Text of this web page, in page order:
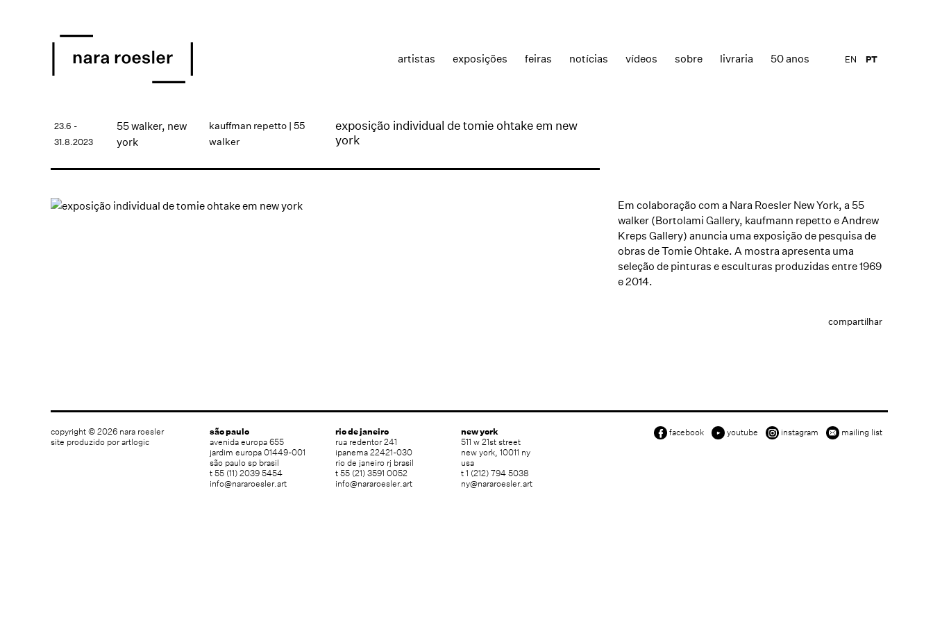
artistas exposições feiras notícias vídeos sobre livraria 50 anos PT
EN
exposição individual de tomie ohtake em new
york
kauffman repetto | 55
walker
55 walker, new
york
23.6 -
31.8.2023
Em colaboração com a Nara Roesler New York, a 55
walker (Bortolami Gallery, kaufmann repetto e Andrew
Kreps Gallery) anuncia uma exposição de pesquisa de
obras de Tomie Ohtake. A mostra apresenta uma
seleção de pinturas e esculturas produzidas entre 1969
e 2014.
compartilhar
facebook youtube instagram mailing list
new york
511 w 21st street
new york, 10011 ny
usa
t 1 (212) 794 5038
ny@nararoesler.art
rio de janeiro
rua redentor 241
ipanema 22421-030
rio de janeiro rj brasil
t 55 (21) 3591 0052
info@nararoesler.art
são paulo
avenida europa 655
jardim europa 01449-001
são paulo sp brasil
t 55 (11) 2039 5454
info@nararoesler.art
copyright © 2026 nara roesler
site produzido por artlogic